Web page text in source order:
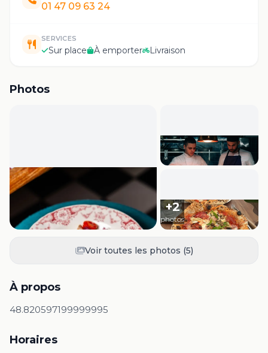
01 47 09 63 24
SERVICES
Sur place À emporter Livraison
Photos
+2
photos
Voir toutes les photos (5)
À propos
48.820597199999995
Horaires